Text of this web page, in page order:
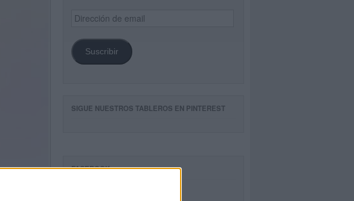
Dirección
de
Suscribir
SIGUE NUESTROS TABLEROS EN PINTEREST
FACEBOOK